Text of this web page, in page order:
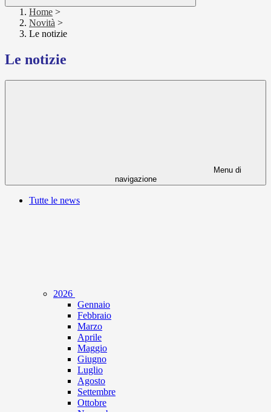
Home >
Novità >
Le notizie
Le notizie
Menu di
navigazione
Tutte le news
2026
Gennaio
Febbraio
Marzo
Aprile
Maggio
Giugno
Luglio
Agosto
Settembre
Ottobre